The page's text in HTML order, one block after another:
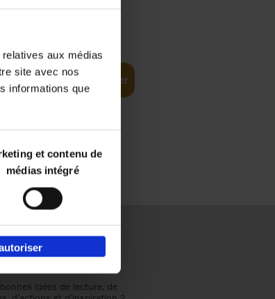
aux médias
site avec nos
informations que
et contenu de
médias intégré
Ajouter au panier
idées de lecture, de